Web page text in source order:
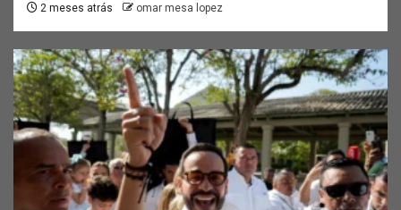
2 meses atrás omar mesa lopez